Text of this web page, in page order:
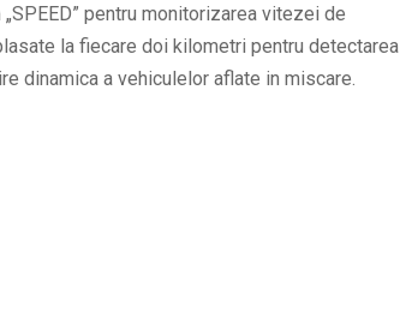
pentru monitorizarea vitezei de
la fiecare doi kilometri pentru detectarea
dinamica a vehiculelor aflate in miscare.